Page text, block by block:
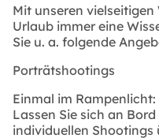
Mit unseren
Urlaub immer eine
Sie u. a. folgende
Porträtshootings
Einmal im
Lassen Sie sich an
individuellen Shootings